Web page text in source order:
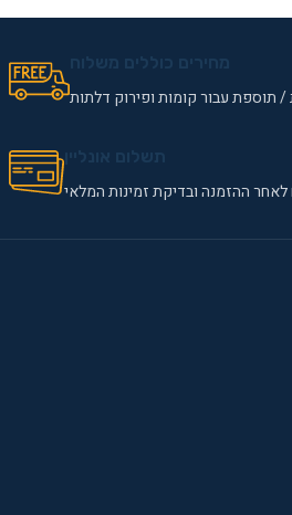
תוספת עבור קומות ופירוק דלתות
ההזמנה ובדיקת זמינות המלאי